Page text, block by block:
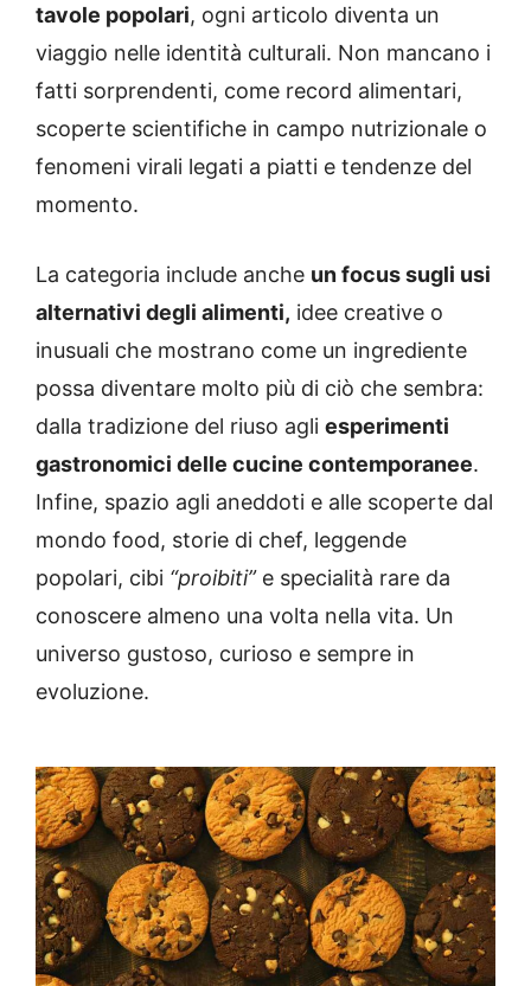
tavole popolari, ogni articolo diventa un
viaggio nelle identità culturali. Non mancano i
fatti sorprendenti, come record alimentari,
scoperte scientifiche in campo nutrizionale o
fenomeni virali legati a piatti e tendenze del
momento.
La categoria include anche un focus sugli usi
alternativi degli alimenti, idee creative o
inusuali che mostrano come un ingrediente
possa diventare molto più di ciò che sembra:
dalla tradizione del riuso agli esperimenti
gastronomici delle cucine contemporanee.
Infine, spazio agli aneddoti e alle scoperte dal
mondo food, storie di chef, leggende
popolari, cibi “proibiti”e specialità rare da
conoscere almeno una volta nella vita. Un
universo gustoso, curioso e sempre in
evoluzione.